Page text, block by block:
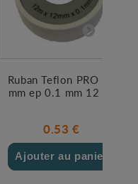
Ruban Teflon PRO 12
mm ep 0.1 mm 12 ml
0.53 €
Ajouter au panier